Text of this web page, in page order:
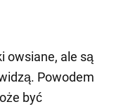
owsiane, ale są
Powodem
być